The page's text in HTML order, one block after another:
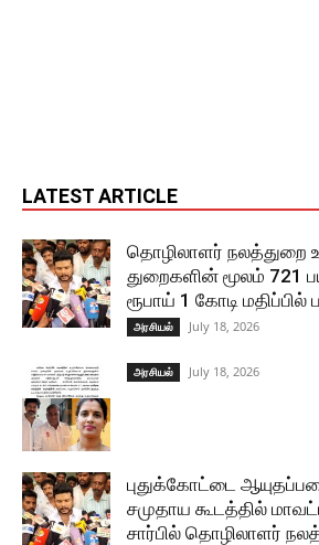
LATEST ARTICLE
தொழிலாளர் நலத்துறை
துறைகளின் மூலம் 721
ரூபாய் 1 கோடி மதிப்பில்
அரசியல் July 18, 2026
அரசியல் July 18, 2026
புதுக்கோட்டை
சமுதாய கூடத்தில்
சார்பில் தொழிலாளர்